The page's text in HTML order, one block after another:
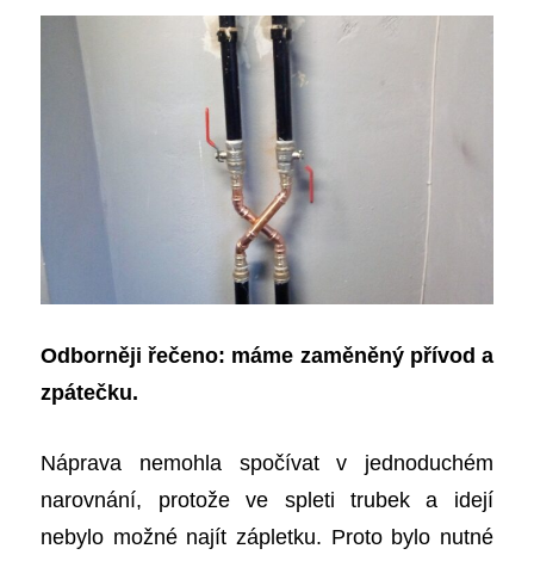
Odborněji řečeno: máme zaměněný přívod a
zpátečku.
Náprava nemohla spočívat v jednoduchém
narovnání, protože ve spleti trubek a idejí
nebylo možné najít zápletku. Proto bylo nutné